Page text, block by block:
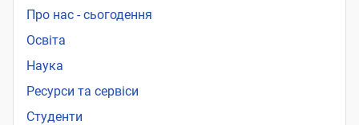
Про нас - сьогодення
Освіта
Наука
Ресурси та сервіси
Студенти